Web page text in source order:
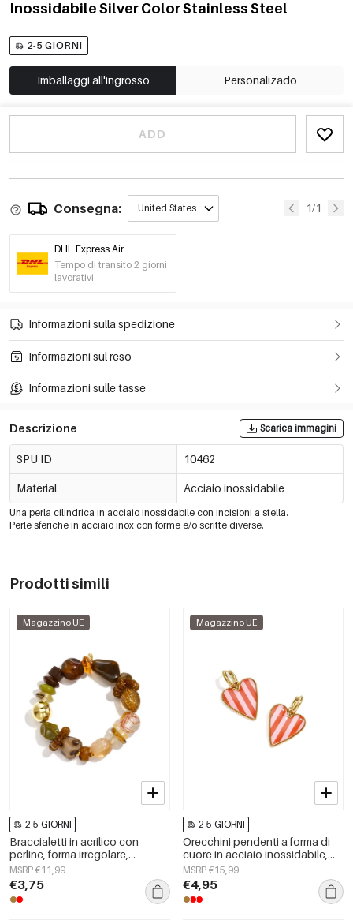
Inossidabile Silver Color Stainless Steel
2-5 GIORNI
Imballaggi all'ingrosso Personalizado
ADD
Consegna: United States 1/1
DHL Express Air
Tempo di transito 2 giorni
lavorativi
Informazioni sulla spedizione
Informazioni sul reso
Informazioni sulle tasse
Descrizione Scarica immagini
SPU ID 10462
Material Acciaio inossidabile
Una perla cilindrica in acciaio inossidabile con incisioni a stella.
Perle sferiche in acciaio inox con forme e/o scritte diverse.
Prodotti simili
Magazzino UE
2-5 GIORNI
Braccialetti in acrilico con
perline, forma irregolare,
semplici, per tutti i giorni, serie
Simple, gioielli da donna
MSRP €11,99
€3,75
Magazzino UE
2-5 GIORNI
Orecchini pendenti a forma di
cuore in acciaio inossidabile,
serie Simple Daily Simple, gioielli
da donna
MSRP €15,99
€4,95